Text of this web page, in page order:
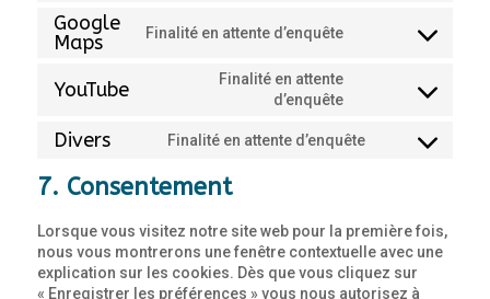
Google
Maps
Finalité en attente d’enquête
YouTube
Finalité en attente
d’enquête
service
Divers Finalité en attente d’enquête
Consent
7. Consentement
Lorsque vous visitez notre site web pour la première fois,
nous vous montrerons une fenêtre contextuelle avec une
explication sur les cookies. Dès que vous cliquez sur
« Enregistrer les préférences » vous nous autorisez à